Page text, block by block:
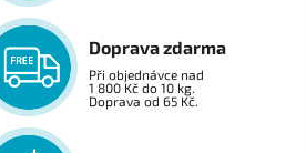
Doprava zdarma
Při objednávce nad
1 800 Kč do 10 kg.
Doprava od 65 Kč.